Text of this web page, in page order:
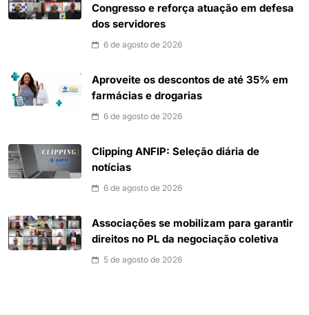
Congresso e reforça atuação em defesa
dos servidores
6 de agosto de 2026
Aproveite os descontos de até 35% em
farmácias e drogarias
6 de agosto de 2026
Clipping ANFIP: Seleção diária de
notícias
6 de agosto de 2026
Associações se mobilizam para garantir
direitos no PL da negociação coletiva
5 de agosto de 2026